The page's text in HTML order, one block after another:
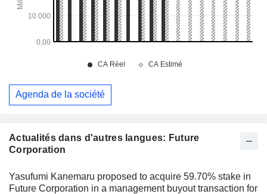
Actualités dans d'autres langues: Future
Corporation
Yasufumi Kanemaru proposed to acquire 59.70% stake in
Future Corporation in a management buyout transaction for
Agenda de la société